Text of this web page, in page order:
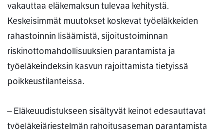
vakauttaa eläkemaksun tulevaa kehitystä.
Keskeisimmät muutokset koskevat työeläkkeiden
rahastoinnin lisäämistä, sijoitustoiminnan
riskinottomahdollisuuksien parantamista ja
työeläkeindeksin kasvun rajoittamista tietyissä
poikkeustilanteissa.
– Eläkeuudistukseen sisältyvät keinot edesauttavat
työeläkejärjestelmän rahoitusaseman parantamista